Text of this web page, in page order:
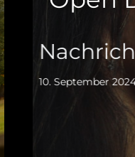
10. September 2024